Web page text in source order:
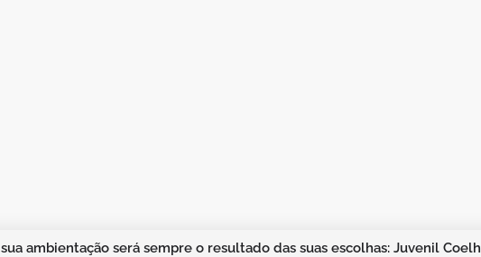
sua ambientação será sempre o resultado das suas escolhas: Juvenil